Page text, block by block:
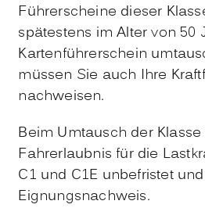
Führerscheine dieser
spätestens im Alter von 50
Kartenführerschein
müssen Sie auch Ihre
nachweisen.
Beim Umtausch der
Fahrerlaubnis für die
C1 und C1E unbefristet
Eignungsnachweis.